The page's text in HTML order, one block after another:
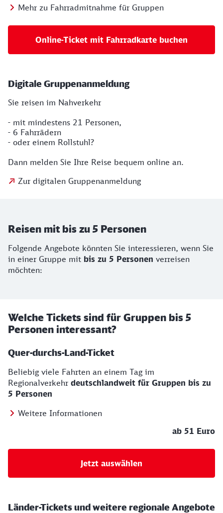
Mehr zu Fahrradmitnahme für Gruppen
Online-Ticket mit Fahrradkarte buchen
Digitale Gruppenanmeldung
Sie reisen im Nahverkehr
- mit mindestens 21 Personen,
- 6 Fahrrädern
- oder einem Rollstuhl?
Dann melden Sie Ihre Reise bequem online an.
Zur digitalen Gruppenanmeldung
Reisen mit bis zu 5 Personen
Folgende Angebote könnten Sie interessieren, wenn Sie
in einer Gruppe mit bis zu 5 Personen verreisen
möchten:
Welche Tickets sind für Gruppen bis 5
Personen interessant?
Quer-durchs-Land-Ticket
Beliebig viele Fahrten an einem Tag im
Regionalverkehr deutschlandweit für Gruppen bis zu
5 Personen
Weitere Informationen
ab 51 Euro
Jetzt auswählen
Länder-Tickets und weitere regionale Angebote